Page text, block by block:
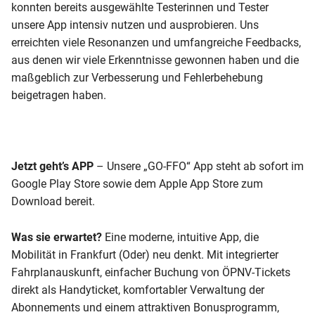
konnten bereits ausgewählte Testerinnen und Tester
unsere App intensiv nutzen und ausprobieren. Uns
erreichten viele Resonanzen und umfangreiche Feedbacks,
aus denen wir viele Erkenntnisse gewonnen haben und die
maßgeblich zur Verbesserung und Fehlerbehebung
beigetragen haben.
Jetzt geht’s APP – Unsere „GO-FFO“ App steht ab sofort im
Google Play Store sowie dem Apple App Store zum
Download bereit.
Was sie erwartet? Eine moderne, intuitive App, die
Mobilität in Frankfurt (Oder) neu denkt. Mit integrierter
Fahrplanauskunft, einfacher Buchung von ÖPNV-Tickets
direkt als Handyticket, komfortabler Verwaltung der
Abonnements und einem attraktiven Bonusprogramm,